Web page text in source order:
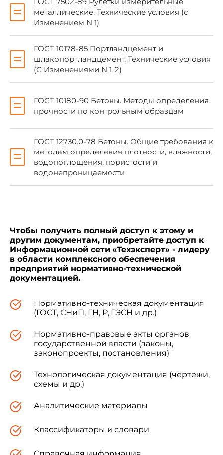
Обозначение НТД, на который дана ссылка
ГОСТ 166-89
ГОСТ 7502-89
ГОСТ 10060-87
ГОСТ 10180-90
ГОСТ 12730.0-78
ГОСТ 12730.3-78
ГОСТ 13015.1-81
ГОСТ 13015.2-81
металлические. Технические условия (с
Изменением N 1)
ГОСТ 10178-85 Портландцемент и
шлакопортландцемент. Технические условия
(С Изменениями N 1, 2)
ГОСТ 10180-90 Бетоны. Методы определения
прочности по контрольным образцам
ГОСТ 12730.0-78 Бетоны. Общие требования к
методам определения плотности, влажности,
водопоглощения, пористости и
водонепроницаемости
Чтобы получить полный доступ к этому и
другим документам, приобретайте доступ к
Информационной сети «Техэксперт» - лидеру
в области комплексного обеспечения
предприятий нормативно-технической
документацией.
Нормативно-техническая документация
(ГОСТ, СНиП, ГН, Р, ГЭСН и др.)
Нормативно-правовые акты органов
государственной власти (законы,
законопроекты, постановления)
Технологическая документация (чертежи,
схемы и др.)
Аналитические материалы
Классификаторы и словари